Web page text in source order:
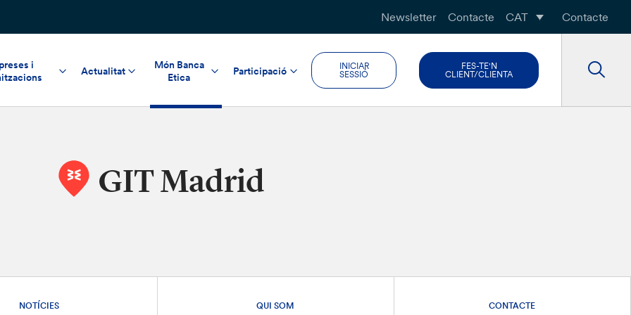
Newsletter Contacte CAT Contacte
i
Actualitat
Món Banca
Etica
Participació
INICIAR
SESSIÓ
FES-TE'N
CLIENT/CLIENTA
GIT Madrid
NOTÍCIES QUI SOM CONTACTE